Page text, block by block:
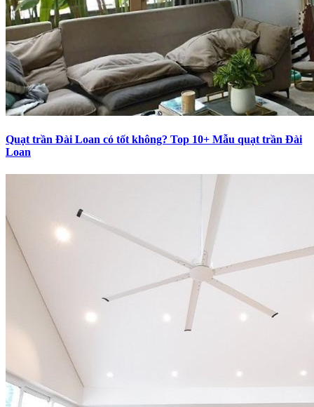
Quạt trần Đài Loan có tốt không? Top 10+ Mẫu quạt trần Đài
Loan